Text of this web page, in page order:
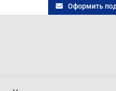
Оформить